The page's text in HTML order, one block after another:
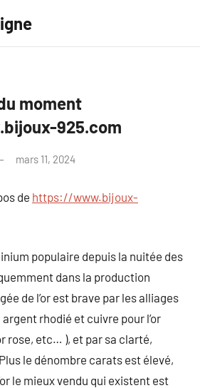
moment
925.com
mars 11, 2024
de https://www.bijoux-
populaire depuis la nuitée des
dans la production
de l’or est brave par les alliages
rhodié et cuivre pour l’or
rose, etc… ), et par sa clarté,
le dénombre carats est élevé,
le mieux vendu qui existent est